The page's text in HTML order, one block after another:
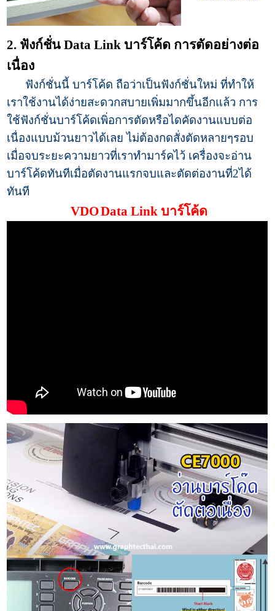
2. ฟังก์ชั่น Data Link บาร์โค้ด การตัดอย่างต่อ
เนื่อง
ฟังก์ชั่นนี้ บาร์โค้ด ถือว่าเป็นฟังก์ชั่นใหม่ ที่ทำให้
เราใช้งานได้ง่ายสะดวกสบายเพิ่มมากขึ้นอีกแล้ว การ
ใช้ฟังก์ชั่นบาร์โค้ดเพิ่อการตัดหรือไดคัดงานแบบต่อ
เนื่องแบบม้วนยาวได้เลย ไม่ต้องกดสั่งตัดหลายๆรอบ
เมื่อจบระยะความยาวที่เราทำมาร์คไว้ เครื่องจะอ่าน
บาร์โค้ดทันทีเมื่อตัดงานแรกจบและตัดต่องานที่2ได้
ทันที
VDOData Link บาร์โค้ด